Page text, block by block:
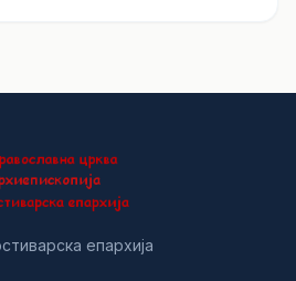
епархија